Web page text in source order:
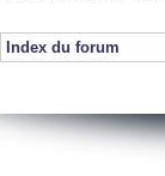
Index du forum